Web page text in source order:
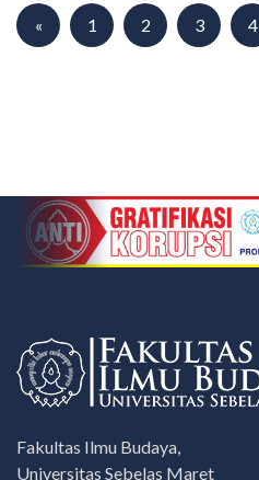
« 1 2 3 4
Fakultas Ilmu Budaya,
Universitas Sebelas Maret